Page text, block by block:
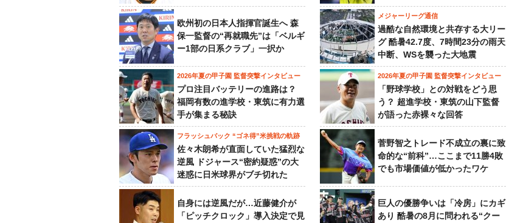
欧州初の日本人指揮官誕生へ 森
保一監督の“再就職先”は「ベルギ
ー1部の日系クラブ」一択か
メジャーリーグ通信
過酷な自然環境と共存する大リー
グ 酷暑42.7度、7時間23分の雨天
中断、WSを襲った大地震
2026年夏の甲子園 監督突撃インタビュー
プロ注目バッテリーの進路は？
福岡有数の進学校・東筑に有力選
手が集まる秘訣
2026年夏の甲子園 監督突撃インタビュー
「野球学校」との対戦をどう思
う？ 超進学校・東筑の山下監督
が語った赤裸々な回答
フラッシュバック “ゴネ得”米挑戦の軌跡
佐々木朗希が直面していた猛烈な
逆風 ドジャース“密約疑惑”の大
迷惑に日米球界がブチ切れた
菅野智之トレード不成立の裏に致
命的な“前科”…ここまで11勝4敗
でも市場価値が低かったワケ
自身には逆風だが…近藤健介が
「ピッチクロック」導入決定で見
巨人の優勝争いは「冷房」にカギ
あり 酷暑の8月に問われる“クー